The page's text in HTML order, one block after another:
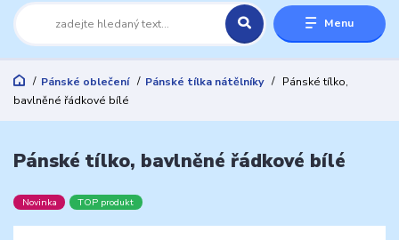
Menu
Pánské oblečení Pánské tílka nátělníky
Pánské tílko,
bavlněné řádkové bílé
Pánské tílko, bavlněné řádkové bílé
Novinka TOP produkt